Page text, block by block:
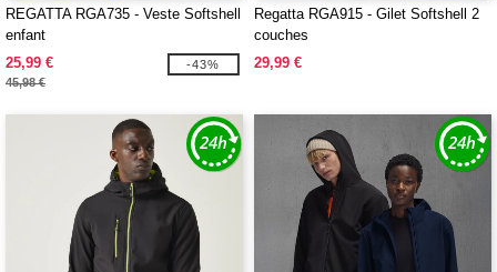
REGATTA RGA735 - Veste Softshell
enfant
25,99 €
45,98 €
-43%
Regatta RGA915 - Gilet Softshell 2
couches
29,99 €